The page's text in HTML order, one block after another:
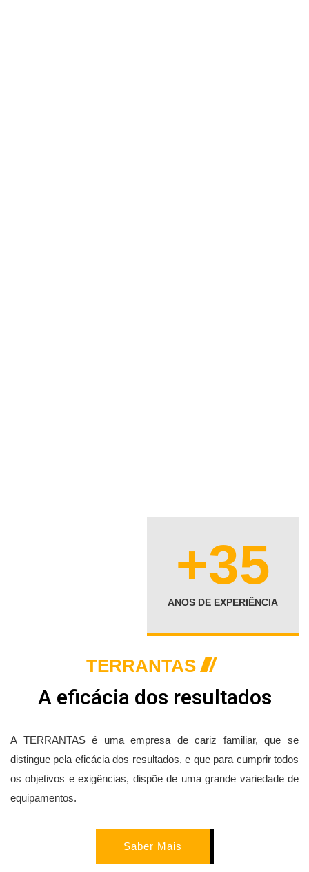
+35
ANOS DE EXPERIÊNCIA
TERRANTAS
A eficácia dos resultados
A TERRANTAS é uma empresa de cariz familiar, que se
distingue pela eficácia dos resultados, e que para cumprir todos
os objetivos e exigências, dispõe de uma grande variedade de
equipamentos.
Saber Mais